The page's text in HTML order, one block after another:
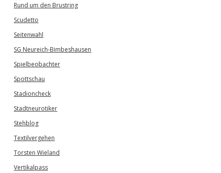
Rund um den Brustring
Scudetto
Seitenwahl
SG Neureich-Bimbeshausen
Spielbeobachter
Spottschau
Stadioncheck
Stadtneurotiker
Stehblog
Textilvergehen
Torsten Wieland
Vertikalpass